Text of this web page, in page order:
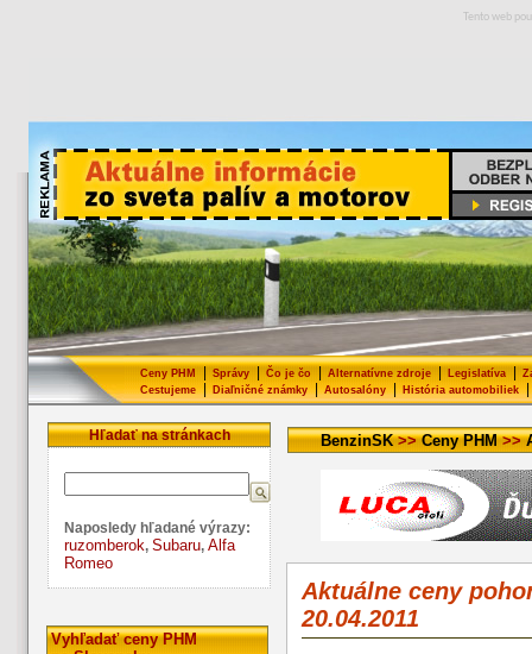
Tento web
Ceny PHM Správy Čo je čo Alternatívne zdroje Legislatíva
Cestujeme| Diaľničné známky| Autosalóny| História automobiliek|
Hľadať na stránkach
Naposledy hľadané výrazy:
ruzomberok, Subaru, Alfa
Romeo
Vyhľadať ceny PHM
BenzinSK>>Ceny PHM>>
Aktuálne ceny
20.04.2011